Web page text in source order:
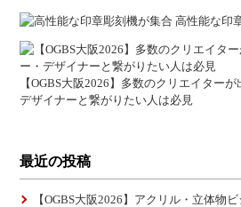
高性能な印
【OGBS大阪2026】多数のクリエイター
デザイナーと繋がりたい人は必見
最近の投稿
【OGBS大阪2026】アクリル・立体物